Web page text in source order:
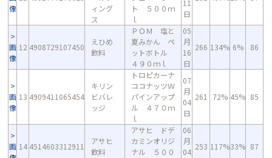
像
ィング
ス
ト ５００ｍ
ｌ
11
日
画
像
12 4908729107450
えひめ
飲料
ＰＯＭ 塩と
夏みかん ペ
ットボトル
４９０ｍｌ
05
月
16
日
266 134% 6% 86
画
像
13 4909411065454
キリン
ビバレ
ッジ
トロピカーナ
ココナッツＷ
パインアップ
ル ４７０ｍ
ｌ
07
月
04
日
261 72% 45% 85
画 14 4514603312911
アサヒ
飲料
アサヒ ドデ
カミンオリジ
ナル ５００
06
月
04
253 117%33% 87